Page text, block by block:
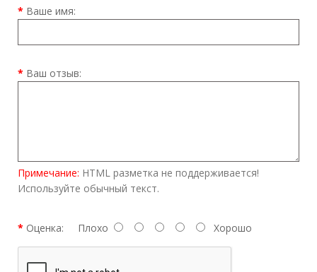
Ваше имя:
Ваш отзыв:
Примечание: HTML разметка не поддерживается!
Используйте обычный текст.
Оценка: Плохо Хорошо